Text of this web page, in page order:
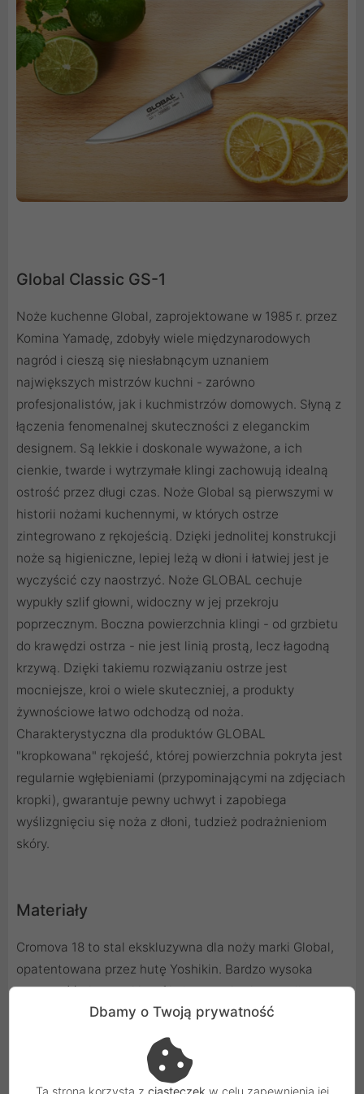
Global Classic GS-1
Noże kuchenne Global, zaprojektowane w 1985 r. przez
Komina Yamadę, zdobyły wiele międzynarodowych
nagród i cieszą się niesłabnącym uznaniem
największych mistrzów kuchni - zarówno
profesjonalistów, jak i kuchmistrzów domowych. Słyną z
łączenia fenomenalnej skuteczności z eleganckim
designem. Są lekkie i doskonale wyważone, a ich
cienkie, twarde i wytrzymałe klingi zachowują idealną
ostrość przez długi czas. Noże Global są pierwszymi w
historii nożami kuchennymi, w których ostrze
zintegrowano z rękojeścią. Dzięki jednolitej konstrukcji
noże są higieniczne, lepiej leżą w dłoni i łatwiej jest je
wyczyścić czy naostrzyć. Noże GLOBAL cechuje
wypukły szlif głowni, widoczny w jej przekroju
poprzecznym. Boczna powierzchnia klingi - od grzbietu
do krawędzi ostrza - nie jest linią prostą, lecz łagodną
krzywą. Dzięki takiemu rozwiązaniu ostrze jest
mocniejsze, kroi o wiele skuteczniej, a produkty
żywnościowe łatwo odchodzą od noża.
Charakterystyczna dla produktów GLOBAL
"kropkowana" rękojeść, której powierzchnia pokryta jest
regularnie wgłębieniami (przypominającymi na zdjęciach
kropki), gwarantuje pewny uchwyt i zapobiega
wyślizgnięciu się noża z dłoni, tudzież podrażnieniom
skóry.
Materiały
Cromova 18 to stal ekskluzywna dla noży marki Global,
opatentowana przez hutę Yoshikin. Bardzo wysoka
zawartość chromu, klasyfikuje tą stal w kategorii
nierdzewnych. Proces hartowania przebiega przez
podgrzanie klingi do 1000 stopni Celsjusza a następnie
ochłodzeniu do -80. W ten sposób uzyskuje się twardość
na poziomie 56-58 HRC. To stal odpowiednia zarówno
Dbamy o Twoją prywatność